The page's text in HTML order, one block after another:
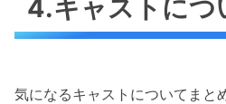
4.キャストにつ
気になるキャストについてまと